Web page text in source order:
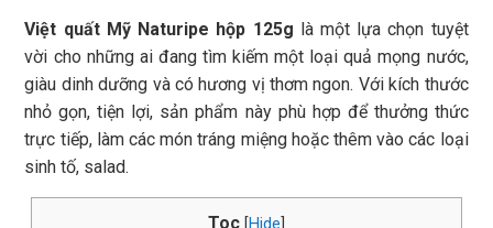
Việt quất Mỹ Naturipe hộp 125g là một lựa chọn tuyệt
vời cho những ai đang tìm kiếm một loại quả mọng nước,
giàu dinh dưỡng và có hương vị thơm ngon. Với kích thước
nhỏ gọn, tiện lợi, sản phẩm này phù hợp để thưởng thức
trực tiếp, làm các món tráng miệng hoặc thêm vào các loại
sinh tố, salad.
Toc [Hide